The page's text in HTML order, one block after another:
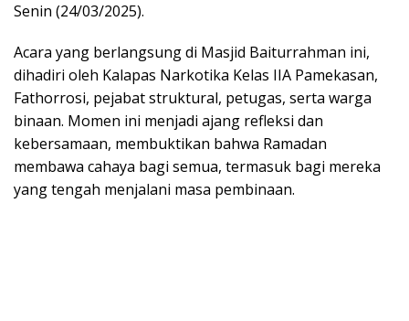
Senin (24/03/2025).
Acara yang berlangsung di Masjid Baiturrahman ini,
dihadiri oleh Kalapas Narkotika Kelas IIA Pamekasan,
Fathorrosi, pejabat struktural, petugas, serta warga
binaan. Momen ini menjadi ajang refleksi dan
kebersamaan, membuktikan bahwa Ramadan
membawa cahaya bagi semua, termasuk bagi mereka
yang tengah menjalani masa pembinaan.